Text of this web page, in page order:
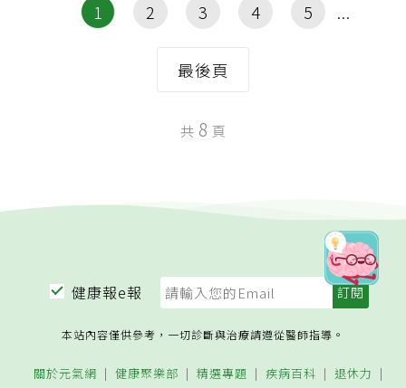
1 2 3 4 5
最後頁
共 8 頁
健康報e報
本站內容僅供參考，一切診斷與治療請遵從醫師指導。
關於元氣網 健康聚樂部 精選專題 疾病百科 退休力